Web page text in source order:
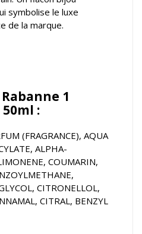
symbolise le luxe
de la marque.
1
:
(FRAGRANCE), AQUA
ALPHA-
COUMARIN,
CITRONELLOL,
CITRAL, BENZYL